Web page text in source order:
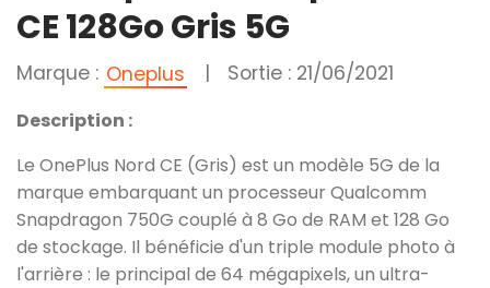
CE 128Go Gris 5G
Marque : Oneplus | Sortie : 21/06/2021
Description :
Le OnePlus Nord CE (Gris) est un modèle 5G de la
marque embarquant un processeur Qualcomm
Snapdragon 750G couplé à 8 Go de RAM et 128 Go
de stockage. Il bénéficie d'un triple module photo à
l'arrière : le principal de 64 mégapixels, un ultra-